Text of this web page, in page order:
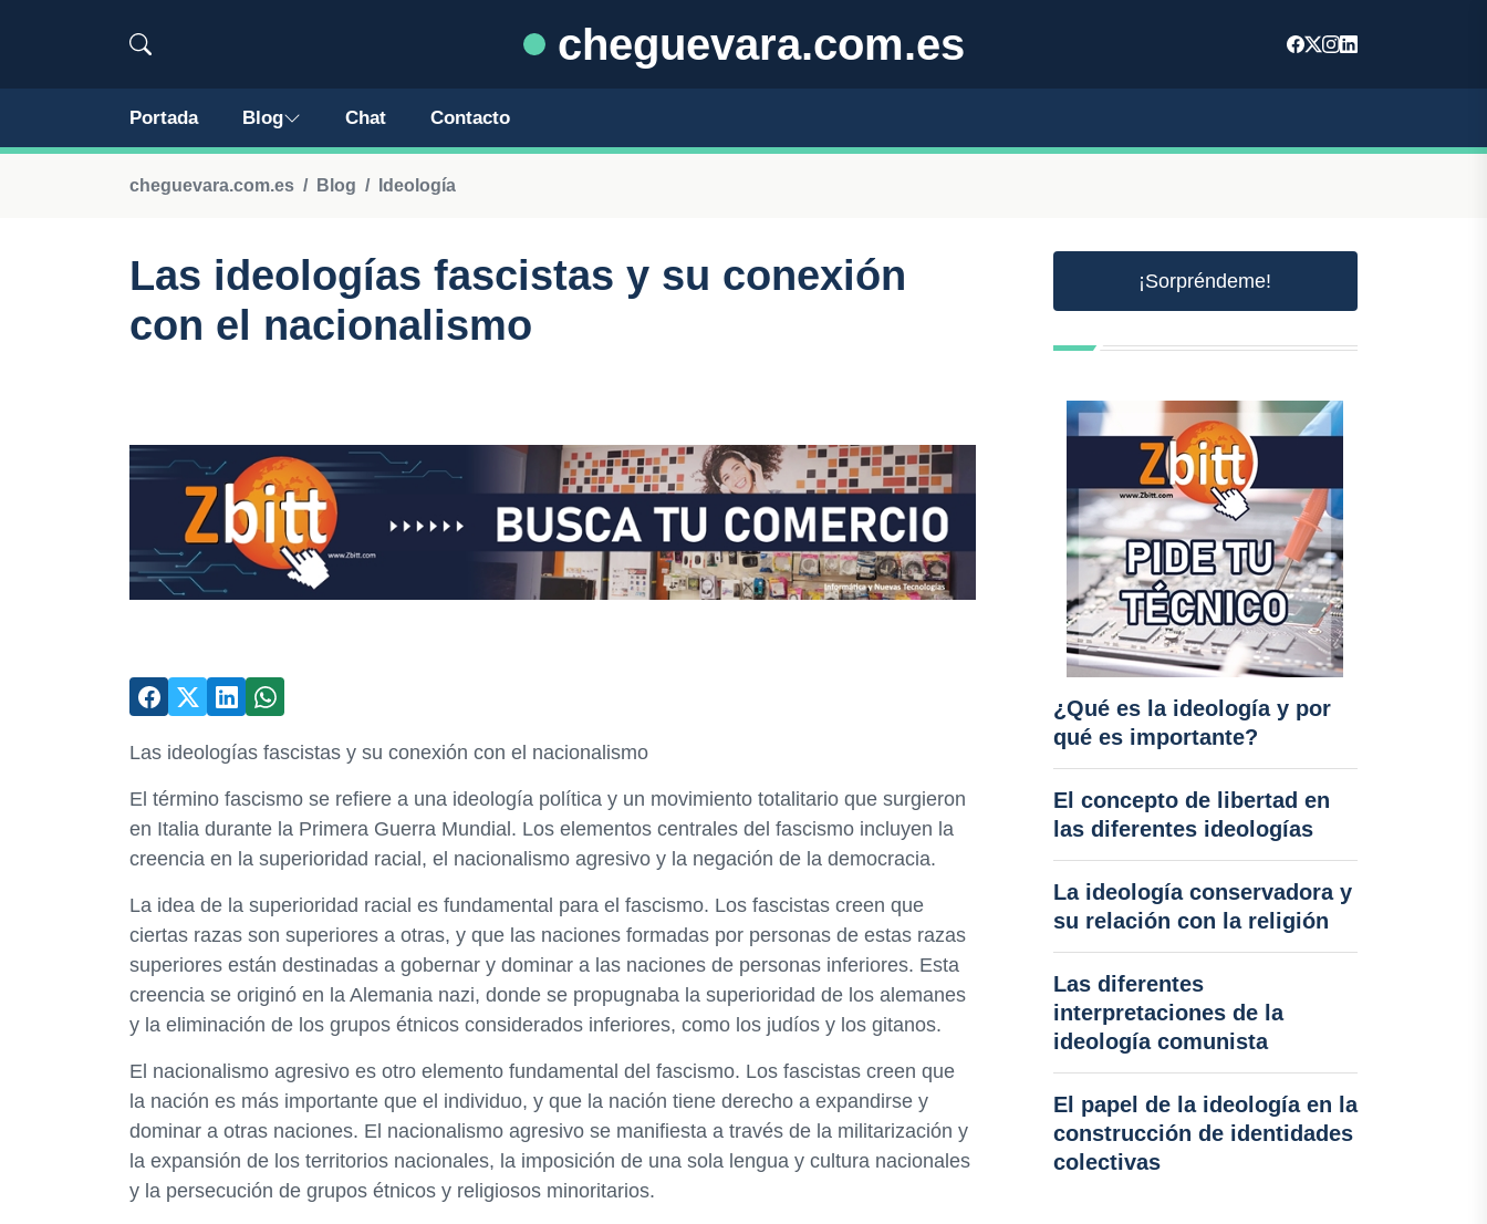
cheguevara.com.es
Portada Blog Chat Contacto
cheguevara.com.es Blog Ideología
Las ideologías fascistas y su conexión
con el nacionalismo
Las ideologías fascistas y su conexión con el nacionalismo
El término fascismo se refiere a una ideología política y un movimiento totalitario que surgieron
en Italia durante la Primera Guerra Mundial. Los elementos centrales del fascismo incluyen la
creencia en la superioridad racial, el nacionalismo agresivo y la negación de la democracia.
La idea de la superioridad racial es fundamental para el fascismo. Los fascistas creen que
ciertas razas son superiores a otras, y que las naciones formadas por personas de estas razas
superiores están destinadas a gobernar y dominar a las naciones de personas inferiores. Esta
creencia se originó en la Alemania nazi, donde se propugnaba la superioridad de los alemanes
y la eliminación de los grupos étnicos considerados inferiores, como los judíos y los gitanos.
El nacionalismo agresivo es otro elemento fundamental del fascismo. Los fascistas creen que
la nación es más importante que el individuo, y que la nación tiene derecho a expandirse y
dominar a otras naciones. El nacionalismo agresivo se manifiesta a través de la militarización y
la expansión de los territorios nacionales, la imposición de una sola lengua y cultura nacionales
y la persecución de grupos étnicos y religiosos minoritarios.
¡Sorpréndeme!
¿Qué es la ideología y por
qué es importante?
El concepto de libertad en
las diferentes ideologías
La ideología conservadora y
su relación con la religión
Las diferentes
interpretaciones de la
ideología comunista
El papel de la ideología en la
construcción de identidades
colectivas